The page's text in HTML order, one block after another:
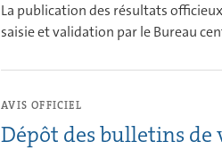
La publication des résultats
saisie et validation par le Bureau
AVIS OFFICIEL
Dépôt des bulletins de